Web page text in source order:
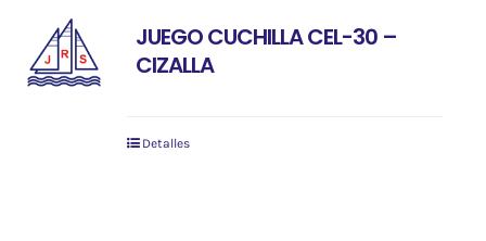
JUEGO CUCHILLA CEL-30 –
CIZALLA
Detalles